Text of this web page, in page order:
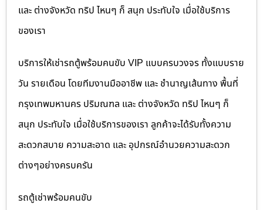
และ ต่างจังหวัด ทริป ไหนๆ ก็ สนุก ประทับใจ เมื่อใช้บริการ
ของเรา
บริการให้เช่ารถตู้พร้อมคนขับ VIP แบบครบวงจร ทั้งแบบราย
วัน รายเดือน โดยทีมงานมืออาชีพ และ ชำนาญเส้นทาง พื้นที่
กรุงเทพมหานคร ปริมณฑล และ ต่างจังหวัด ทริป ไหนๆ ก็
สนุก ประทับใจ เมื่อใช้บริการของเรา ลูกค้าจะได้รับทั้งความ
สะดวกสบาย ความสะอาด และ อุปกรณ์อำนวยความสะดวก
ต่างๆอย่างครบครัน
รถตู้เช่าพร้อมคนขับ